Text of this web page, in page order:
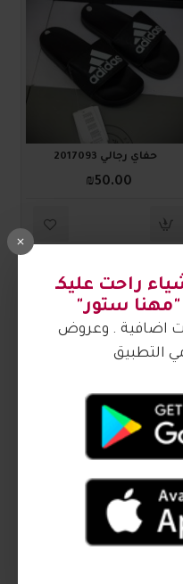
راحت عليكـ
ستور"
اضافية . وعروض
التطبيق
حفاي رجالي 2017093
₪50.00
2017091
حفاي رجالي 2017091